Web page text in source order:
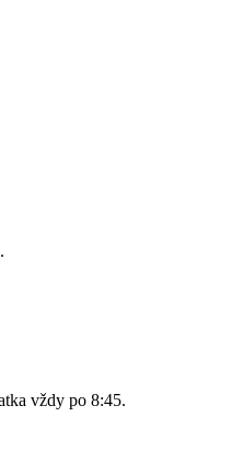
vždy po 8:45.